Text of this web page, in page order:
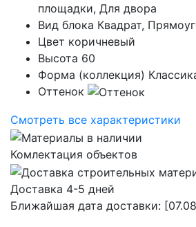
площадки, Для двора
Вид блока Квадрат,
Цвет коричневый
Высота 60
Форма (коллекция)
Оттенок
Смотреть все характеристики
Комлектация объектов
Доставка 4-5 дней
Ближайшая дата доставки: